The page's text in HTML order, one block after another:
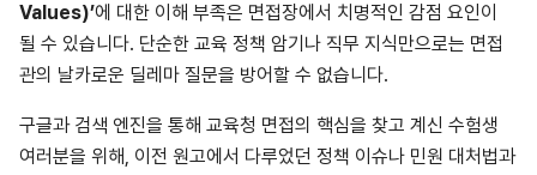
Values)’에 대한 이해 부족은 면접장에서 치명적인 감점 요인이
될 수 있습니다. 단순한 교육 정책 암기나 직무 지식만으로는 면접
관의 날카로운 딜레마 질문을 방어할 수 없습니다.
구글과 검색 엔진을 통해 교육청 면접의 핵심을 찾고 계신 수험생
여러분을 위해, 이전 원고에서 다루었던 정책 이슈나 민원 대처법과